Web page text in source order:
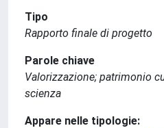
Tipo
Rapporto finale di progetto
Parole chiave
Valorizzazione; patrimonio
scienza
Appare nelle tipologie: